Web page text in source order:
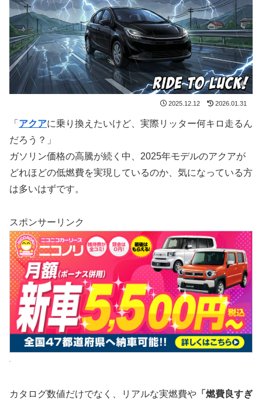
2025.12.12 2026.01.31
「 アクアに乗り換えたいけど、実際リッター何キロ走るん
だろう？」
ガソリン価格の高騰が続く中、2025年モデルのアクアが
どれほどの低燃費を実現しているのか、気になっている方
は多いはずです。
スポンサーリンク
カタログ数値だけでなく、リアルな実燃費や 「燃費良すぎ